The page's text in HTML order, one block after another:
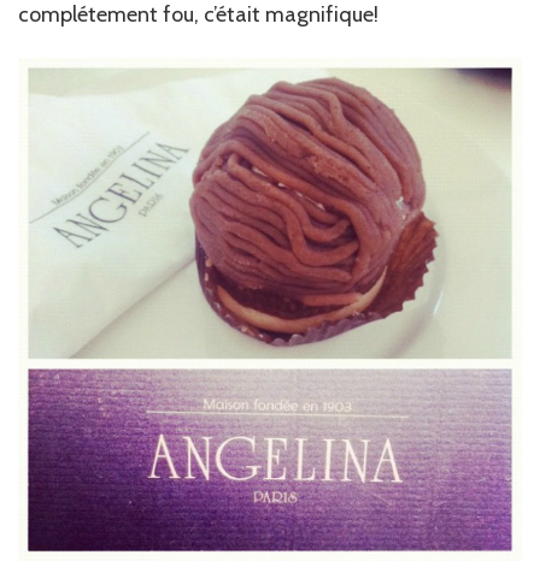
complétement fou, c’était magnifique!